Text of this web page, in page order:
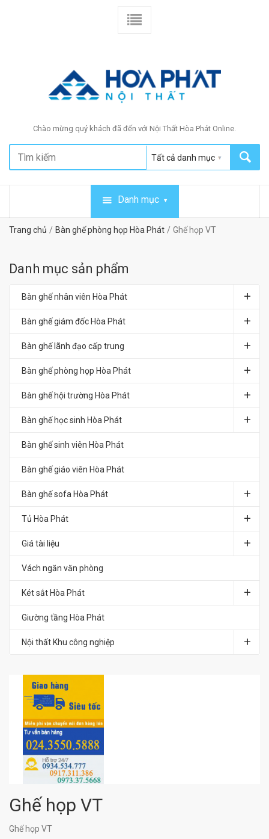
Chào mừng quý khách đã đến với Nội Thất Hòa Phát Online.
Danh mục
Trang chủ Bàn ghế phòng họp Hòa Phát Ghế họp VT
Danh mục sản phẩm
Bàn ghế nhân viên Hòa Phát
Bàn ghế giám đốc Hòa Phát
Bàn ghế lãnh đạo cấp trung
Bàn ghế phòng họp Hòa Phát
Bàn ghế hội trường Hòa Phát
Bàn ghế học sinh Hòa Phát
Bàn ghế sinh viên Hòa Phát
Bàn ghế giáo viên Hòa Phát
Bàn ghế sofa Hòa Phát
Tủ Hòa Phát
Giá tài liệu
Vách ngăn văn phòng
Két sắt Hòa Phát
Giường tầng Hòa Phát
Nội thất Khu công nghiệp
Ghế họp VT
Ghế họp VT